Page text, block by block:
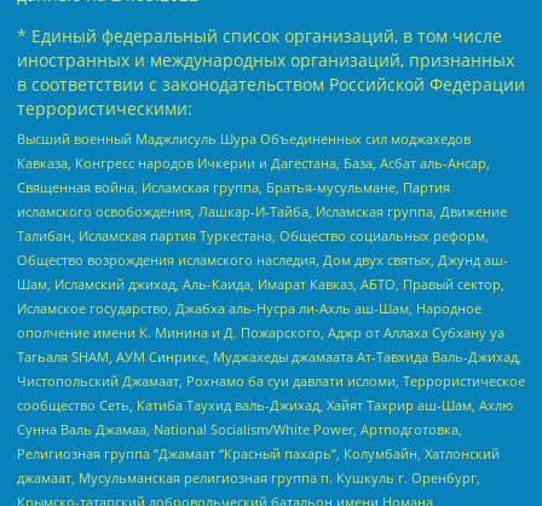
* Единый федеральный список организаций, в том числе
иностранных и международных организаций, признанных
в соответствии с законодательством Российской Федерации
террористическими:
Высший военный Маджлисуль Шура Объединенных сил моджахедов
Кавказа, Конгресс народов Ичкерии и Дагестана, База, Асбат аль-Ансар,
Священная война, Исламская группа, Братья-мусульмане, Партия
исламского освобождения, Лашкар-И-Тайба, Исламская группа, Движение
Талибан, Исламская партия Туркестана, Общество социальных реформ,
Общество возрождения исламского наследия, Дом двух святых, Джунд аш-
Шам, Исламский джихад, Аль-Каида, Имарат Кавказ, АБТО, Правый сектор,
Исламское государство, Джабха аль-Нусра ли-Ахль аш-Шам, Народное
ополчение имени К. Минина и Д. Пожарского, Аджр от Аллаха Субхану уа
Тагьаля SHAM, АУМ Синрике, Муджахеды джамаата Ат-Тавхида Валь-Джихад,
Чистопольский Джамаат, Рохнамо ба суи давлати исломи, Террористическое
сообщество Сеть, Катиба Таухид валь-Джихад, Хайят Тахрир аш-Шам, Ахлю
Сунна Валь Джамаа, National Socialism/White Power, Артподготовка,
Религиозная группа “Джамаат “Красный пахарь”, Колумбайн, Хатлонский
джамаат, Мусульманская религиозная группа п. Кушкуль г. Оренбург,
Крымско-татарский добровольческий батальон имени Номана